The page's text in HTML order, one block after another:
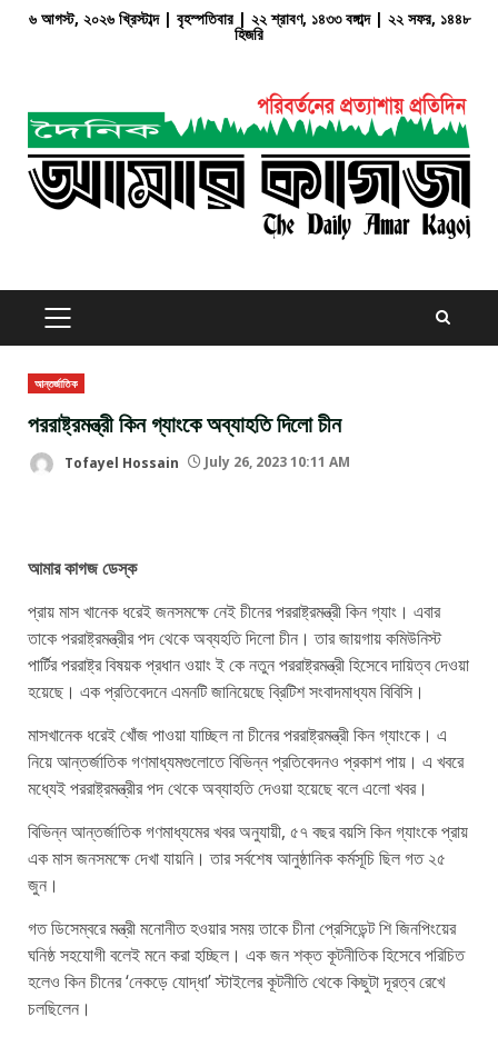
Skip৬ আগস্ট, ২০২৬ খ্রিস্টাব্দ | বৃহস্পতিবার | ২২ শ্রাবণ, ১৪৩৩ বঙ্গাব্দ | ২২ সফর, ১৪৪৮
হিজরি
PRIMARY
MENU
আন্তর্জাতিক
পররাষ্ট্রমন্ত্রী কিন গ্যাংকে অব্যাহতি দিলো চীন
Tofayel Hossain July 26, 2023 10:11 AM
আমার কাগজ ডেস্ক
প্রায় মাস খানেক ধরেই জনসমক্ষে নেই চীনের পররাষ্ট্রমন্ত্রী কিন গ্যাং। এবার
তাকে পররাষ্ট্রমন্ত্রীর পদ থেকে অব্যহতি দিলো চীন। তার জায়গায় কমিউনিস্ট
পার্টির পররাষ্ট্র বিষয়ক প্রধান ওয়াং ই কে নতুন পররাষ্ট্রমন্ত্রী হিসেবে দায়িত্ব দেওয়া
হয়েছে। এক প্রতিবেদনে এমনটি জানিয়েছে ব্রিটিশ সংবাদমাধ্যম বিবিসি।
মাসখানেক ধরেই খোঁজ পাওয়া যাচ্ছিল না চীনের পররাষ্ট্রমন্ত্রী কিন গ্যাংকে। এ
নিয়ে আন্তর্জাতিক গণমাধ্যমগুলোতে বিভিন্ন প্রতিবেদনও প্রকাশ পায়। এ খবরে
মধ্যেই পররাষ্ট্রমন্ত্রীর পদ থেকে অব্যাহতি দেওয়া হয়েছে বলে এলো খবর।
বিভিন্ন আন্তর্জাতিক গণমাধ্যমের খবর অনুযায়ী, ৫৭ বছর বয়সি কিন গ্যাংকে প্রায়
এক মাস জনসমক্ষে দেখা যায়নি। তার সর্বশেষ আনুষ্ঠানিক কর্মসূচি ছিল গত ২৫
জুন।
গত ডিসেম্বরে মন্ত্রী মনোনীত হওয়ার সময় তাকে চীনা প্রেসিডেন্ট শি জিনপিংয়ের
ঘনিষ্ঠ সহযোগী বলেই মনে করা হচ্ছিল। এক জন শক্ত কূটনীতিক হিসেবে পরিচিত
হলেও কিন চীনের ‘নেকড়ে যোদ্ধা’ স্টাইলের কূটনীতি থেকে কিছুটা দূরত্ব রেখে
চলছিলেন।